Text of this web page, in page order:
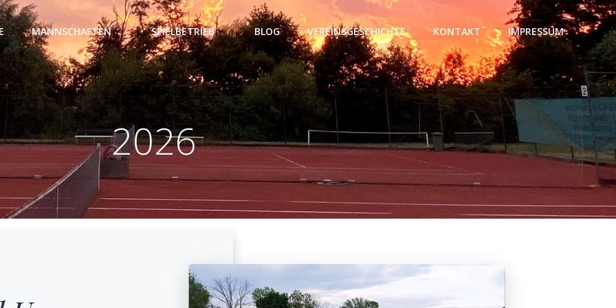
MANNSCHAFTEN SPIELBETRIEB BLOG VEREINSGESCHICHTE KONTAKT IMPRESSUM
2026